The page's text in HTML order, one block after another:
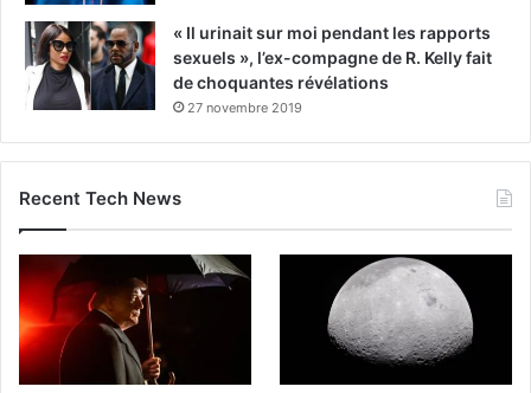
« Il urinait sur moi pendant les rapports
sexuels », l’ex-compagne de R. Kelly fait
de choquantes révélations
27 novembre 2019
Recent Tech News